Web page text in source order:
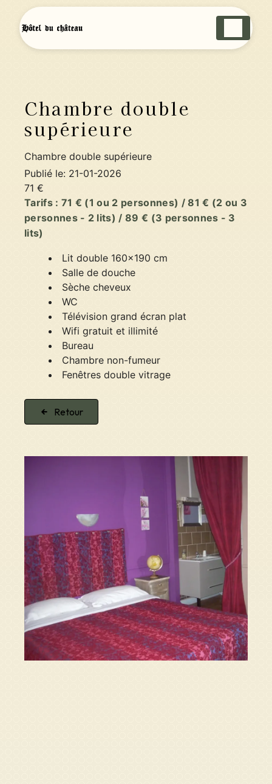
Chambre double
supérieure
Chambre double supérieure
Publié le: 21-01-2026
71 €
Tarifs : 71 € (1 ou 2 personnes) / 81 € (2 ou 3
personnes - 2 lits) / 89 € (3 personnes - 3
lits)
Lit double 160x190 cm
Salle de douche
Sèche cheveux
WC
Télévision grand écran plat
Wifi gratuit et illimité
Bureau
Chambre non-fumeur
Fenêtres double vitrage
Retour
Panneau de gestion des cookies